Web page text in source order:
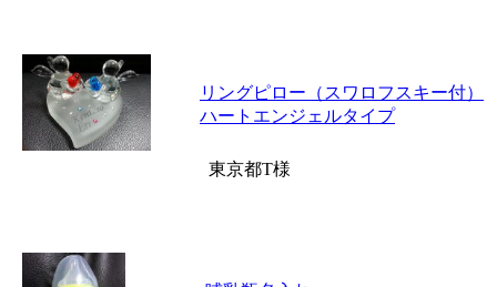
リングピロー（スワロフスキー付）
ハートエンジェルタイプ
東京都T様